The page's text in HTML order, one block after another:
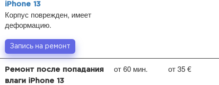
iPhone 13
Корпус поврежден, имеет
деформацию.
Запись на ремонт
Ремонт после попадания
влаги iPhone 13
от 60 мин. от 35 €